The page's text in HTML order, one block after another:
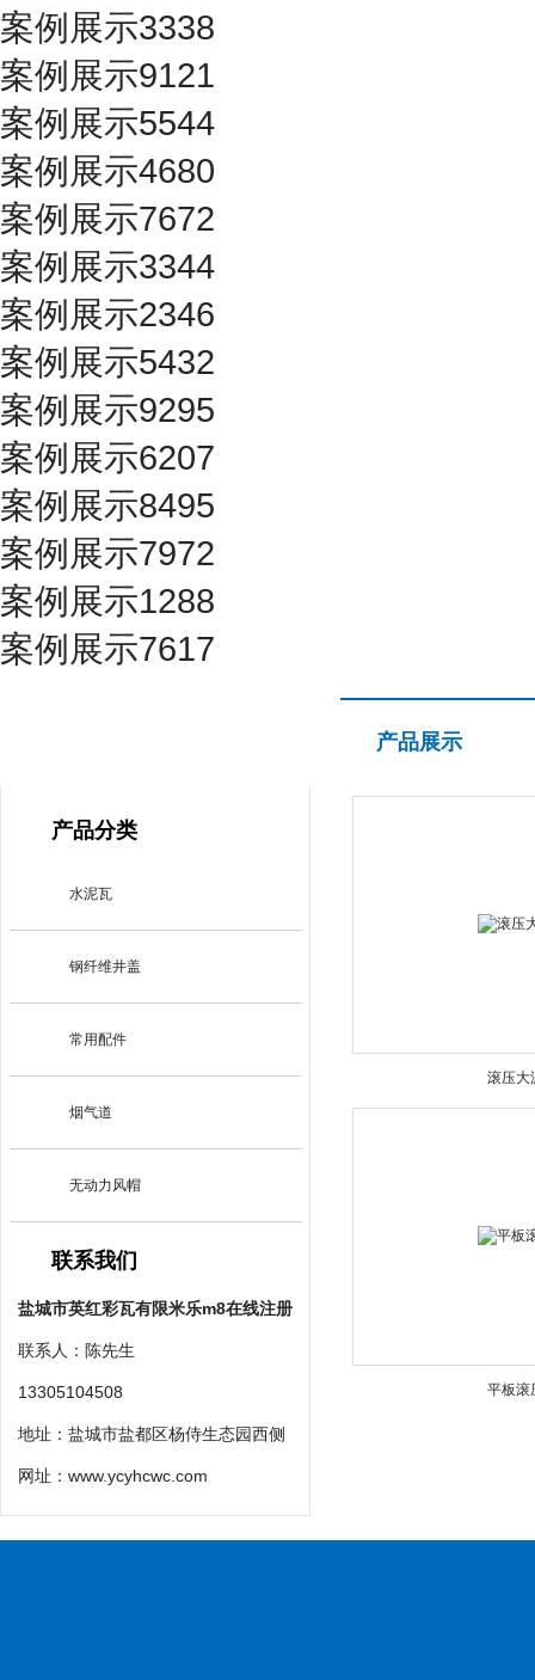
案例展示3338
案例展示9121
案例展示5544
案例展示4680
案例展示7672
案例展示3344
案例展示2346
案例展示5432
案例展示9295
案例展示6207
案例展示8495
案例展示7972
案例展示1288
案例展示7617
产品分类
水泥瓦
钢纤维井盖
常用配件
烟气道
无动力风帽
联系我们
盐城市英红彩瓦有限米乐m8在线注册
联系人：陈先生
13305104508
地址：盐城市盐都区杨侍生态园西侧
网址： www.ycyhcwc.com
产品展示
滚压大
平板滚